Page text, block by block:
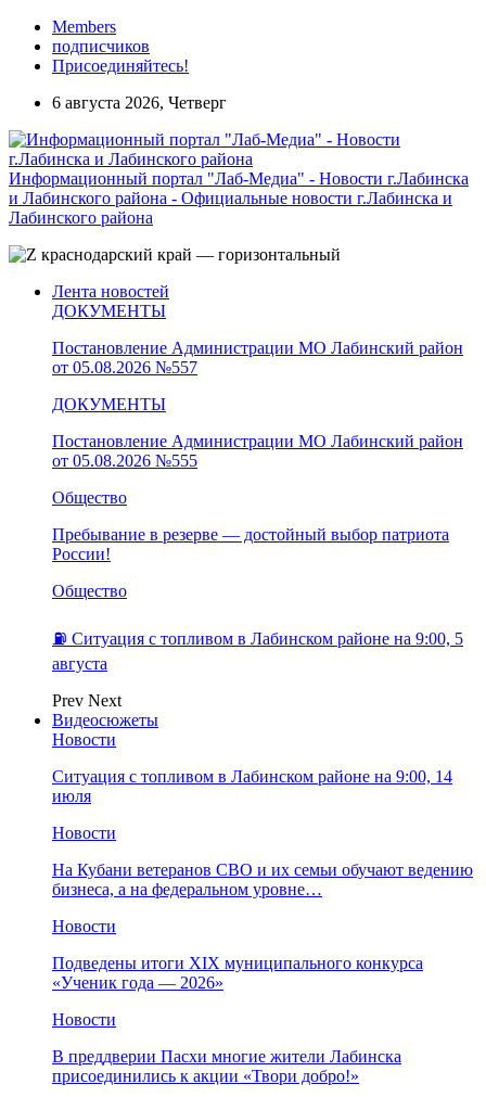
Members
подписчиков
Присоединяйтесь!
6 августа 2026, Четверг
Информационный портал "Лаб-Медиа" - Новости г.Лабинска
и Лабинского района - Официальные новости г.Лабинска и
Лабинского района
Лента новостей
ДОКУМЕНТЫ
Постановление Администрации МО Лабинский район
от 05.08.2026 №557
ДОКУМЕНТЫ
Постановление Администрации МО Лабинский район
от 05.08.2026 №555
Общество
Пребывание в резерве — достойный выбор патриота
России!
Общество
⛽️ Ситуация с топливом в Лабинском районе на 9:00, 5
августа
Prev Next
Видеосюжеты
Новости
Ситуация с топливом в Лабинском районе на 9:00, 14
июля
Новости
На Кубани ветеранов СВО и их семьи обучают ведению
бизнеса, а на федеральном уровне…
Новости
Подведены итоги XIX муниципального конкурса
«Ученик года — 2026»
Новости
В преддверии Пасхи многие жители Лабинска
присоединились к акции «Твори добро!»